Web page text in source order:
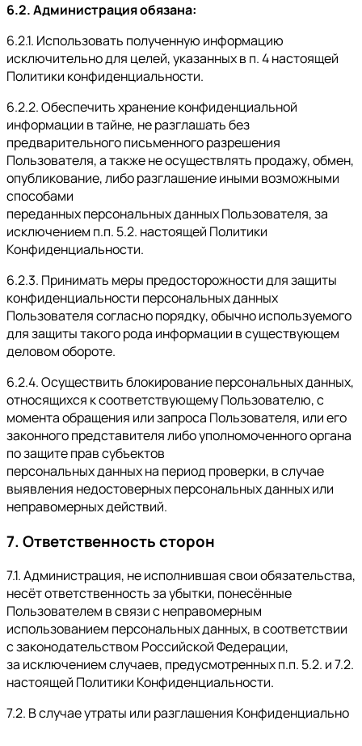
6.2. Администрация обязана:
6.2.1. Использовать полученную информацию
исключительно для целей, указанных в п. 4 настоящей
Политики конфиденциальности.
6.2.2. Обеспечить хранение конфиденциальной
информации в тайне, не разглашать без
предварительного письменного разрешения
Пользователя, а также не осуществлять продажу, обмен,
опубликование, либо разглашение иными возможными
способами
переданных персональных данных Пользователя, за
исключением п.п. 5.2. настоящей Политики
Конфиденциальности.
6.2.3. Принимать меры предосторожности для защиты
конфиденциальности персональных данных
Пользователя согласно порядку, обычно используемого
для защиты такого рода информации в существующем
деловом обороте.
6.2.4. Осуществить блокирование персональных данных,
относящихся к соответствующему Пользователю, с
момента обращения или запроса Пользователя, или его
законного представителя либо уполномоченного органа
по защите прав субъектов
персональных данных на период проверки, в случае
выявления недостоверных персональных данных или
неправомерных действий.
7. Ответственность сторон
7.1. Администрация, не исполнившая свои обязательства,
несёт ответственность за убытки, понесённые
Пользователем в связи с неправомерным
использованием персональных данных, в соответствии
с законодательством Российской Федерации,
за исключением случаев, предусмотренных п.п. 5.2. и 7.2.
настоящей Политики Конфиденциальности.
7.2. В случае утраты или разглашения Конфиденциально